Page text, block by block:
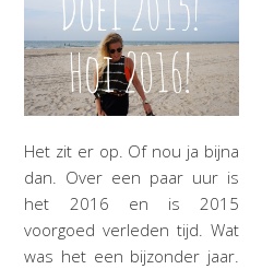
Het zit er op. Of nou ja bijna
dan. Over een paar uur is
het 2016 en is 2015
voorgoed verleden tijd. Wat
was het een bijzonder jaar.